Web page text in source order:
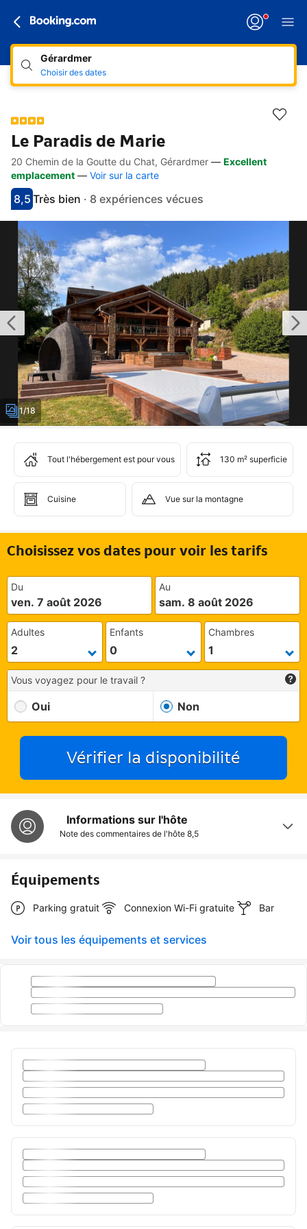
Gérardmer
Choisir des dates
Le Paradis de Marie
Accès rapides
Aller à la description
Aller aux équipements
Aller aux hébergements
Aller aux conditions
20 Chemin de la Goutte du Chat, Gérardmer — Excellent
emplacement — Voir sur la carte
Avec une note de 8.5
8,5
très bienTrès bien · 8 expériences vécues
1/18
Tout l'hébergement est pour vous 130 m² superficie
Cuisine Vue sur la montagne
Choisissez vos dates pour voir les tarifs
Du
ven. 7 août 2026
Au
sam. 8 août 2026
Adultes Enfants Chambres
Vous voyagez pour le travail ?
Oui Non
Vérifier la disponibilité
Informations sur l'hôte
Note des commentaires de l'hôte 8,5
Équipements
Parking gratuit Connexion Wi-Fi gratuite Bar
Voir tous les équipements et services